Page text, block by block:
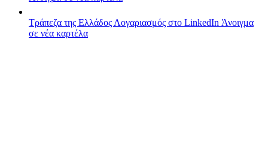
Τράπεζα της Ελλάδος Λογαριασμός στο LinkedIn Άνοιγμα
σε νέα καρτέλα